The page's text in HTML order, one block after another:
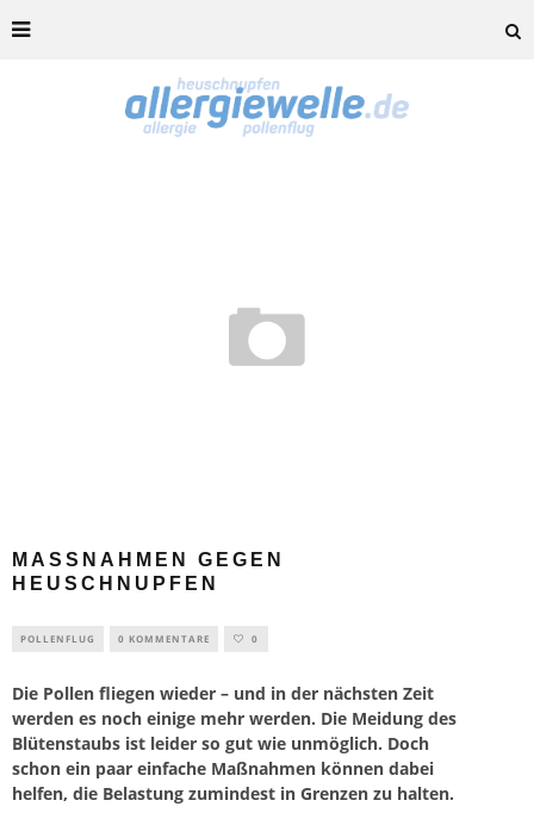
MASSNAHMEN GEGEN H
EUSCHNUPFEN
POLLENFLUG 0 KOMMENTARE 0
Die Pollen fliegen wieder – und in der nächsten Zeit
werden es noch einige mehr werden. Die Meidung des
Blütenstaubs ist leider so gut wie unmöglich. Doch
schon ein paar einfache Maßnahmen können dabei
helfen, die Belastung zumindest in Grenzen zu halten.